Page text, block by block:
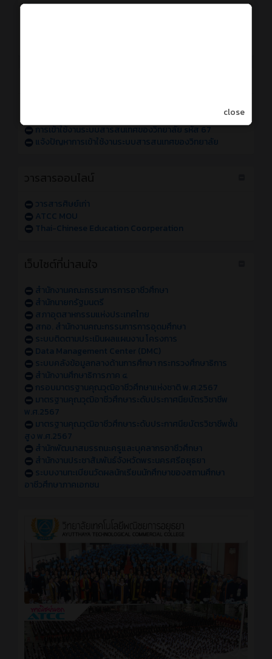
Logo ATCC
การเข้าใช้งานระบบสารสนเทศของวิทยาลัย sหัส 67
แจ้งปัญหาการเข้าใช้งานระบบสารสนเทศของวิทยาลัย
วารสารศิษย์เก่า
ATCC MOU
Thai-Chinese Education Coorperation
สำนักงานคณะกรรมการการอาชีวศึกษา
สำนักนายกรัฐมนตรี
สภาอุตสาหกรรมแห่งประเทศไทย
สกอ. สำนักงานคณะกรรมการการอุดมศึกษา
ระบบติดตามประเมินผลแผนงาน โครงการ
Data Management Center (DMC)
ระบบคลังข้อมูลกลางด้านการศึกษา กระทรวงศึกษาธิการ
สำนักงานศึกษาธิการภาค ๔
กรอบมาตรฐานคุณวุฒิอาชีวศึกษาแห่งชาติ พ.ศ.2567
มาตรฐานคุณวุฒิอาชีวศึกษาระดับประกาศนียบัตรวิชาชีพ
พ.ศ.2567
มาตรฐานคุณวุฒิอาชีวศึกษาระดับประกาศนียบัตรวิชาชีพชั้น
สูง พ.ศ.2567
สำนักพัฒนาสมรรถนะครูและบุคลากรอาชีวศึกษา
สำนักงานประชาสัมพันธ์จังหวัดพระนครศรีอยุธยา
ระบบงานทะเบียนวัดผลนักเรียนนักศึกษาของสถานศึกษา
อาชีวศึกษาภาคเอกชน
close